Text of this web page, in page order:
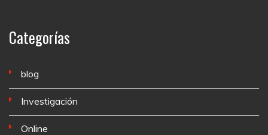
Categorías
blog
Investigación
Online